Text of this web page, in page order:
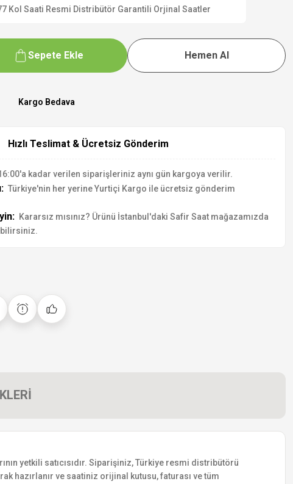
Kol Saati Resmi Distribütör Garantili Orjinal Saatler
Sepete Ekle Hemen Al
Kargo Bedava
Hızlı Teslimat & Ücretsiz Gönderim
kadar verilen siparişleriniz aynı gün kargoya verilir.
Türkiye'nin her yerine Yurtiçi Kargo ile ücretsiz gönderim
Kararsız mısınız? Ürünü İstanbul'daki Safir Saat mağazamızda
yetkili satıcısıdır. Siparişiniz, Türkiye resmi distribütörü
hazırlanır ve saatiniz orijinal kutusu, faturası ve tüm